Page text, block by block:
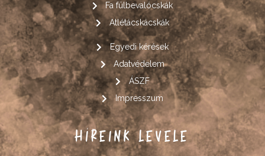
Fa fülbevalócskák
Atlétácskácskák
Egyedi kérések
Adatvédelem
ÁSZF
Impresszum
HÍREINK LEVELE